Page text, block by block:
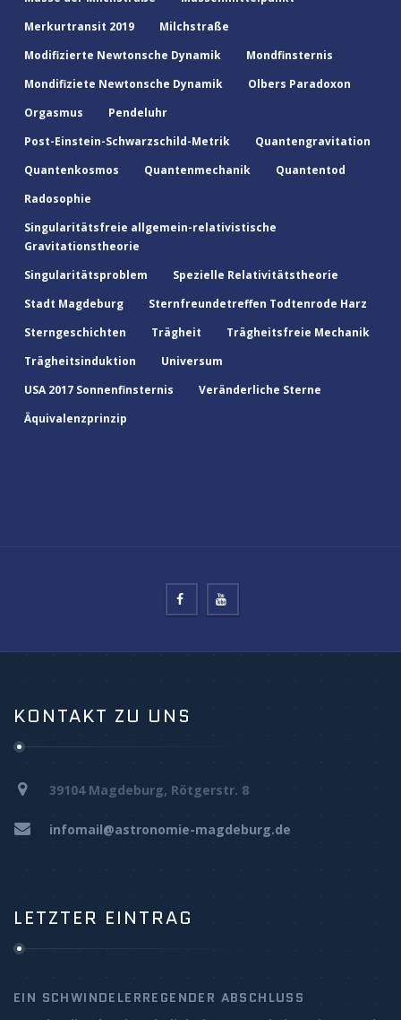
Merkurtransit 2019
Milchstraße
Modifizierte Newtonsche Dynamik
Mondfinsternis
Mondifiziete Newtonsche Dynamik
Olbers Paradoxon
Orgasmus
Pendeluhr
Post-Einstein-Schwarzschild-Metrik
Quantengravitation
Quantenkosmos
Quantenmechanik
Quantentod
Radosophie
Singularitätsfreie allgemein-relativistische
Gravitationstheorie
Singularitätsproblem
Spezielle Relativitätstheorie
Stadt Magdeburg
Sternfreundetreffen Todtenrode Harz
Sterngeschichten
Trägheit
Trägheitsfreie Mechanik
Trägheitsinduktion
Universum
USA 2017 Sonnenfinsternis
Veränderliche Sterne
Äquivalenzprinzip
KONTAKT ZU UNS
39104 Magdeburg, Rötgerstr. 8
infomail@astronomie-magdeburg.de
LETZTER EINTRAG
EIN SCHWINDELERREGENDER ABSCHLUSS